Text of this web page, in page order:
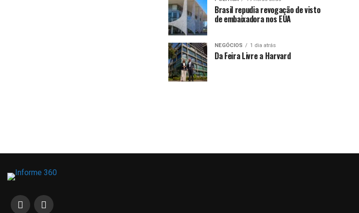
Brasil repudia revogação de visto
de embaixadora nos EUA
NEGÓCIOS 1 dia atrás
Da Feira Livre a Harvard